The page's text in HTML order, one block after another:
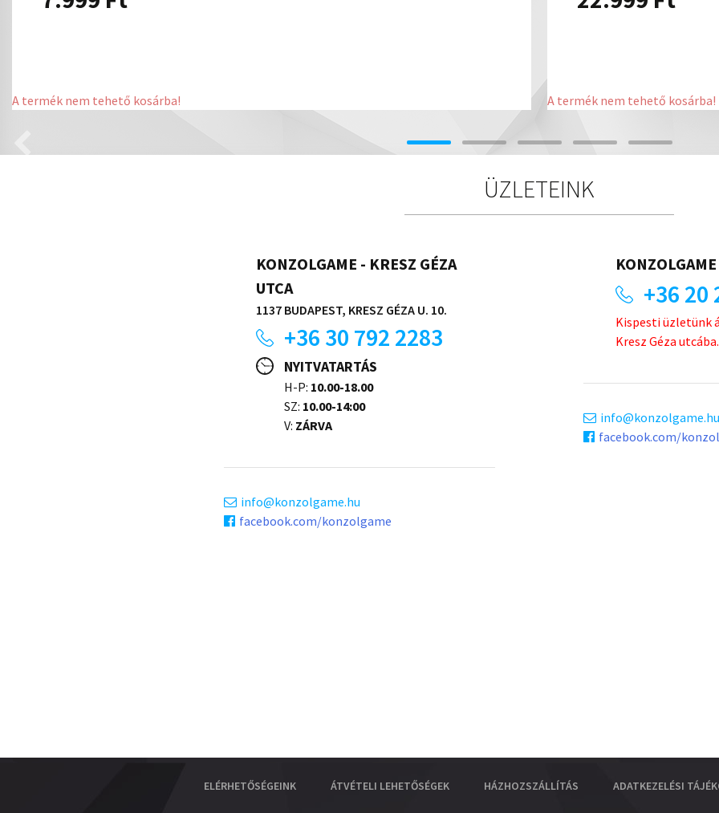
A termék nem tehető kosárba! A termék nem tehető kosárba!
ÜZLETEINK
KONZOLGAME - KRESZ GÉZA
UTCA
1137 BUDAPEST, KRESZ GÉZA U. 10.
+36 30 792 2283
NYITVATARTÁS
H-P: 10.00-18.00
SZ: 10.00-14:00
V: ZÁRVA
info
konzolgame.hu
facebook.com/konzolgame
+36 20
Kispesti
Kresz Géza utcába.
info
konzolgame.hu
facebook.com/
ELÉRHETŐSÉGEINK ÁTVÉTELI LEHETŐSÉGEK HÁZHOZSZÁLLÍTÁS ADATKEZELÉSI